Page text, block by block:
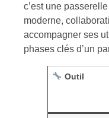
c’est une
moderne,
accompagner ses
phases clés d’un
Outil